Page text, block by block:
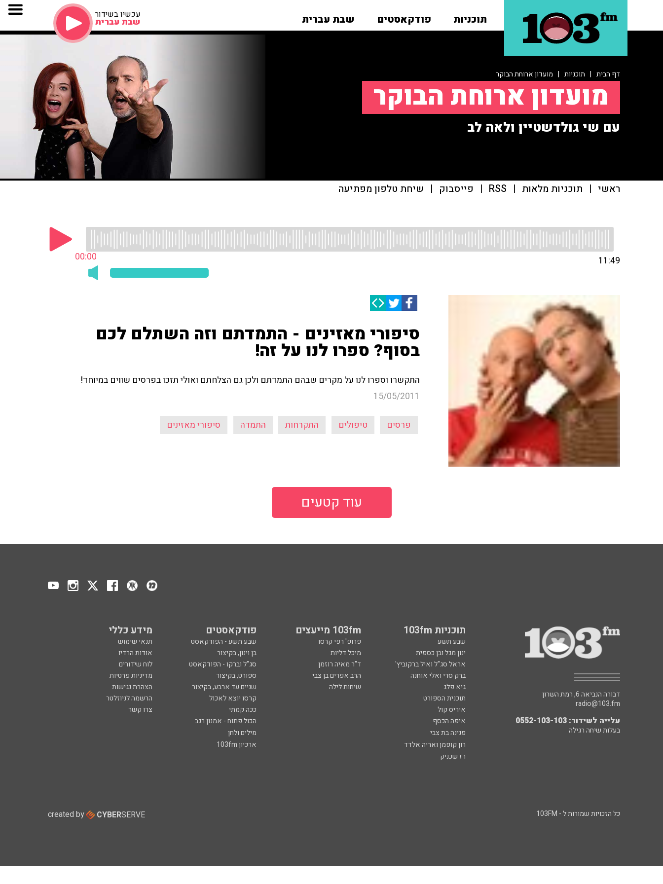
תוכניות פודקאסטים שבת עברית עכשיו בשידור
שבת עברית
דף הבית | תוכניות | מועדון ארוחת הבוקר
מועדון ארוחת הבוקר
עם שי גולדשטיין ולאה לב
ראשי | תוכניות מלאות |
RSS
| פייסבוק | שיחת טלפון מפתיעה
00:00 11:49
סיפורי מאזינים - התמדתם וזה השתלם לכם
בסוף? ספרו לנו על זה!
התקשרו וספרו לנו על מקרים שבהם התמדתם ולכן גם הצלחתם ואולי תזכו בפרסים שווים במיוחד!
15/05/2011
פרסים טיפולים התקרחות התמדה סיפורי מאזינים
עוד קטעים
תוכניות 103fm 103fm מייעצים פודקאסטים מידע כללי
שבע תשע פרופ' רפי קרסו שבע תשע - הפודקאסט
תנאי שימוש
ינון מגל ובן כספית
מיכל דליות בן וינון, בקיצור
אודות הרדיו
אראל סג"ל ואיל ברקוביץ'
ד"ר מאיה רוזמן סג"ל וברקו - הפודקאסט
לוח שידורים
ברק סרי ואלי אוחנה
הרב אפרים בן צבי ספורט, בקיצור
מדיניות פרטיות
גיא פלג
שיחות לילה שניים עד ארבע, בקיצור
הצהרת נגישות
תוכנית הספורט
קרסו יוצא לאכול
הרשמה לניוזלטר
איריס קול
ככה קמתי
צרו קשר
איפה הכסף
הכול פתוח - אמנון רגב
פנינה בת צבי
מילים ולחן
רון קופמן ואריה אלדד
ארכיון 103fm
רז שכניק
דבורה הנביאה 6, רמת השרון
radio@103.fm
עלייה לשידור: 0552-103-103
בעלות שיחה רגילה
כל הזכויות שמורות ל - 103FM created by CYBERSERVE